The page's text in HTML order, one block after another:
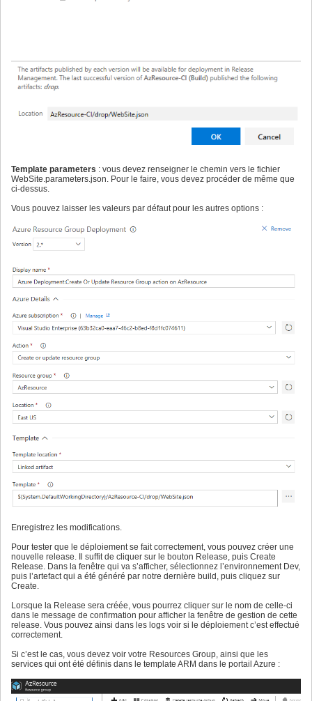
Template parameters : vous devez renseigner le chemin vers le fichier
WebSite.parameters.json. Pour le faire, vous devez procéder de même que
ci-dessus.
Vous pouvez laisser les valeurs par défaut pour les autres options :
Enregistrez les modifications.
Pour tester que le déploiement se fait correctement, vous pouvez créer une
nouvelle release. Il suffit de cliquer sur le bouton Release, puis Create
Release. Dans la fenêtre qui va s’afficher, sélectionnez l’environnement Dev,
puis l’artefact qui a été généré par notre dernière build, puis cliquez sur
Create.
Lorsque la Release sera créée, vous pourrez cliquer sur le nom de celle-ci
dans le message de confirmation pour afficher la fenêtre de gestion de cette
release. Vous pouvez ainsi dans les logs voir si le déploiement c’est effectué
correctement.
Si c’est le cas, vous devez voir votre Resources Group, ainsi que les
services qui ont été définis dans le template ARM dans le portail Azure :